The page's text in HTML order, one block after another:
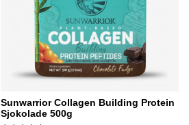
Sunwarrior Collagen Building Protein
Sjokolade 500g